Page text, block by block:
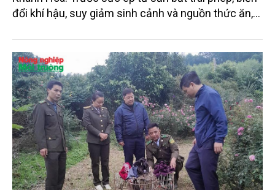
đổi khí hậu, suy giảm sinh cảnh và nguồn thức ăn,
trong quản lý nguồn tài nguyên yến sào.